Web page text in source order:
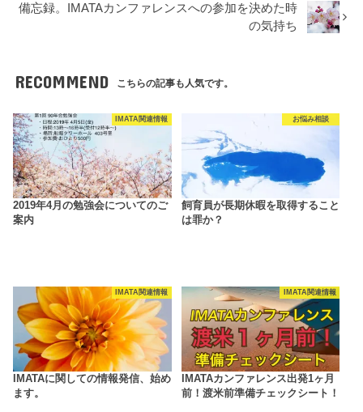
備忘録。IMATAカンファレンスへの参加を決めた時
の気持ち
RECOMMEND こちらの記事も人気です。
IMATA関連情報
2019年4月の勉強会についてのご
案内
お悩み相談
飼育員が長期休暇を取得すること
は罪か？
IMATA関連情報
IMATAに関しての情報発信、始め
ます。
IMATA関連情報
IMATAカンファレンス出発1ヶ月
前！渡米前準備チェックシート！